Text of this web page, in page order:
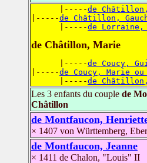
      |-----
de
|-----de Châtillon,
      |-----
de Lorraine,
de Châtillon, Marie
      |-----
de Coucy,
|-----de Coucy, Marie ou
      |-----
de
Les 3 enfants du couple de
Châtillon
de Montfaucon,
× 1407 von Württemberg,
de Montfaucon, Jeanne
× 1411 de Chalon, "Louis" II